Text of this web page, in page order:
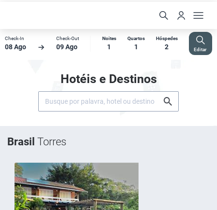
Check-In
08 Ago
Check-Out
09 Ago
Noites
1
Quartos
1
Hóspedes
2 Editar
Hotéis e Destinos
Brasil Torres